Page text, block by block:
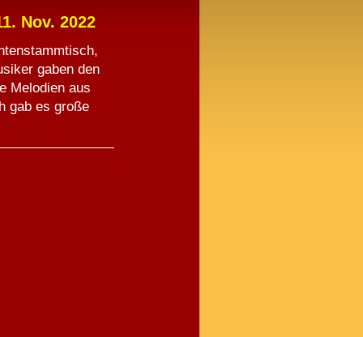
Nov. 2022
gaben den
Melodien aus
gab es große